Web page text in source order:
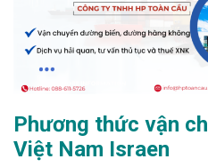
Phương thức vận
Việt Nam Israen